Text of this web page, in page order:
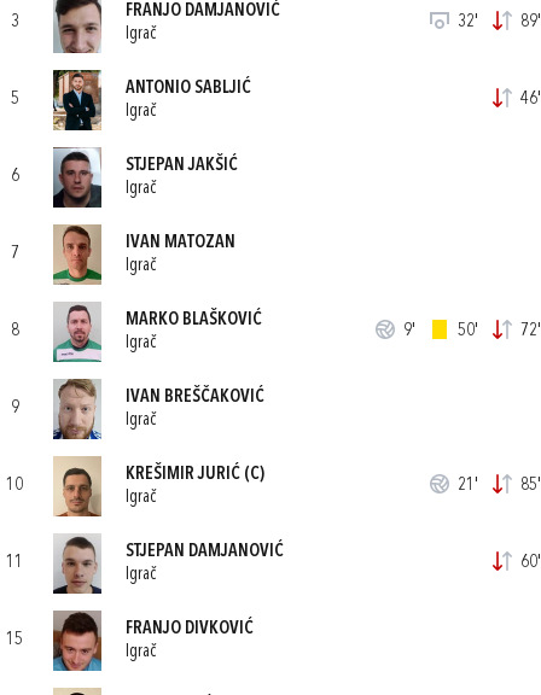
3
FRANJO DAMJANOVIĆ
Igrač
32' 89'
5
ANTONIO SABLJIĆ
Igrač
46'
6
STJEPAN JAKŠIĆ
Igrač
7
IVAN MATOZAN
Igrač
8
MARKO BLAŠKOVIĆ
Igrač
9' 50' 72'
9
IVAN BREŠČAKOVIĆ
Igrač
10
KREŠIMIR JURIĆ (C)
Igrač
21' 85'
11
STJEPAN DAMJANOVIĆ
Igrač
60'
15
FRANJO DIVKOVIĆ
Igrač